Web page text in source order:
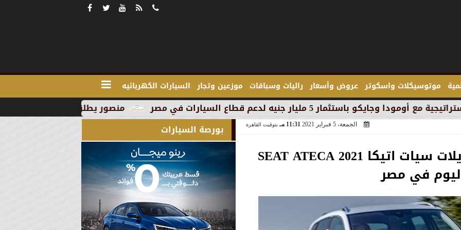
موتوسيكلات واسكوتر عروض وأسعار راليات وسباقات موزعين وتجار السيارات الكهربائيه
منصور يطلق MG RX9 PHEV الجديدة كليًا في السوق المصري كأول سيارة Plug-in Hybrid من العلامة جنيه لدعم قطاع السيارات في مصر
الجمعة، 5 فبراير 2021 11:31 مـ بتوقيت القاهرة
تعرف على أسعار موديلات سيات اتيكا SEAT ATECA 2021
في مصر
بورصة السيارات